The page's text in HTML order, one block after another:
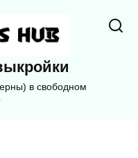
в свободном